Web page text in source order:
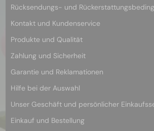
Rücksendungs- und
Kontakt und Kundenservice
Produkte und Qualität
Zahlung und Sicherheit
Garantie und Reklamationen
Hilfe bei der Auswahl
Unser Geschäft und persönlicher
Einkauf und Bestellung